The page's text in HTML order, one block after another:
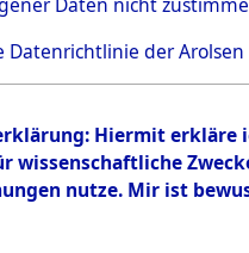
0006der Arolsen
Hiermit erkläre
wissenschaftliche
nutze. Mir ist